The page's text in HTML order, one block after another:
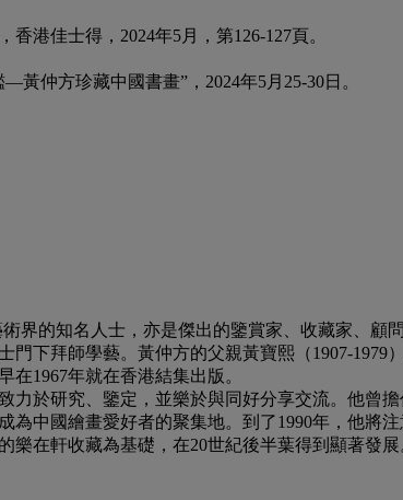
港佳士得，2024年5月，第126-127頁。
黃仲方珍藏中國書畫”，2024年5月25-30日。
界的知名人士，亦是傑出的鑒賞家、收藏家、
門下拜師學藝。黃仲方的父親黃寶熙（1907-
1967年就在香港結集出版。
力於研究、鑒定，並樂於與同好分享交流。他曾
為中國繪畫愛好者的聚集地。到了1990年，他將
樂在軒收藏為基礎，在20世紀後半葉得到顯著發